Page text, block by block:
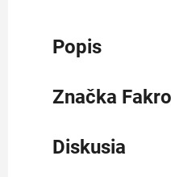
Popis
Značka Fakro
Diskusia